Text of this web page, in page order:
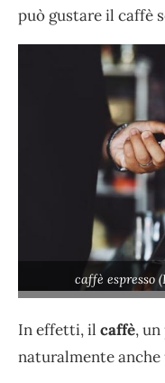
può gustare il caffè
caffè espresso
In effetti, il caffè, un
naturalmente anche